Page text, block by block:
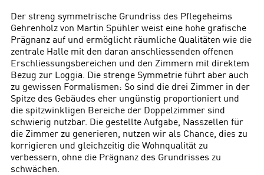
Der streng symmetrische Grundriss des Pflegeheims
Gehrenholz von Martin Spühler weist eine hohe grafische
Prägnanz auf und ermöglicht räumliche Qualitäten wie die
zentrale Halle mit den daran anschliessenden offenen
Erschliessungsbereichen und den Zimmern mit direktem
Bezug zur Loggia. Die strenge Symmetrie führt aber auch
zu gewissen Formalismen: So sind die drei Zimmer in der
Spitze des Gebäudes eher ungünstig proportioniert und
die spitzwinkligen Bereiche der Doppelzimmer sind
schwierig nutzbar. Die gestellte Aufgabe, Nasszellen für
die Zimmer zu generieren, nutzen wir als Chance, dies zu
korrigieren und gleichzeitig die Wohnqualität zu
verbessern, ohne die Prägnanz des Grundrisses zu
schwächen.